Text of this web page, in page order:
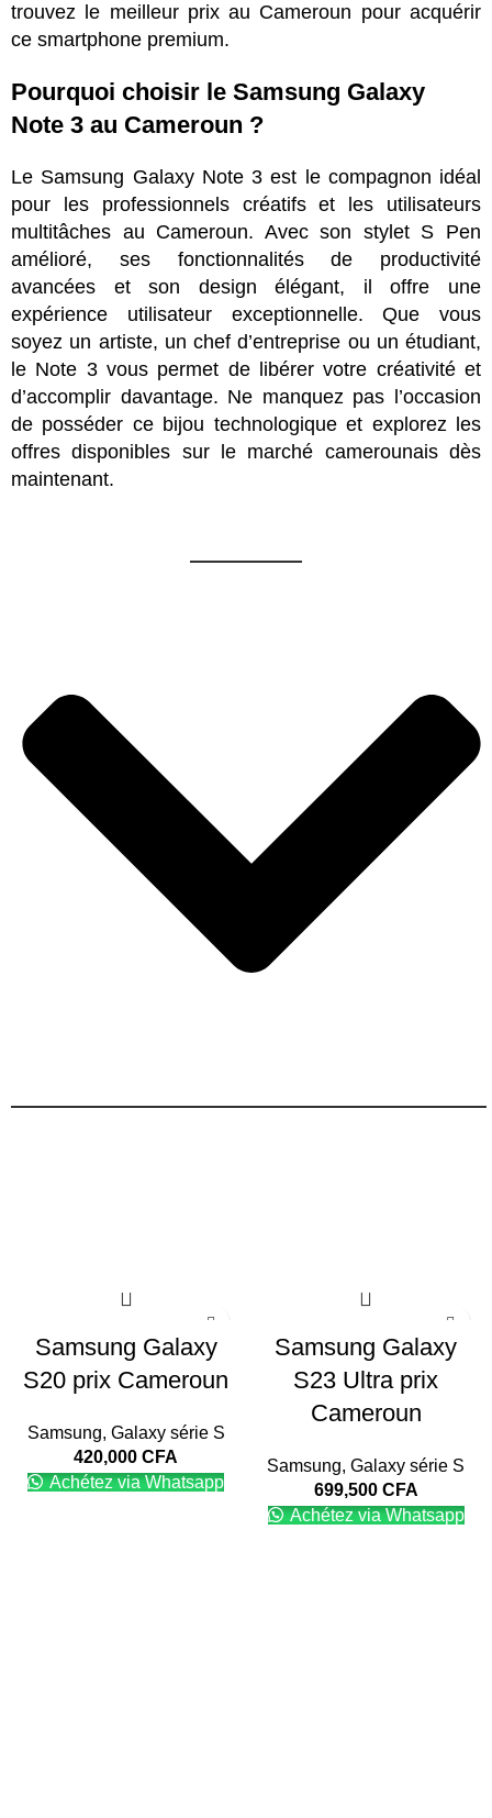
trouvez le meilleur prix au Cameroun pour acquérir
ce smartphone premium.
Pourquoi choisir le Samsung Galaxy
Note 3 au Cameroun ?
Le Samsung Galaxy Note 3 est le compagnon idéal
pour les professionnels créatifs et les utilisateurs
multitâches au Cameroun. Avec son stylet S Pen
amélioré, ses fonctionnalités de productivité
avancées et son design élégant, il offre une
expérience utilisateur exceptionnelle. Que vous
soyez un artiste, un chef d’entreprise ou un étudiant,
le Note 3 vous permet de libérer votre créativité et
d’accomplir davantage. Ne manquez pas l’occasion
de posséder ce bijou technologique et explorez les
offres disponibles sur le marché camerounais dès
maintenant.
Samsung Galaxy
S20 prix Cameroun
Samsung, Galaxy série S
420,000 CFA
Achétez via Whatsapp
Samsung Galaxy
S23 Ultra prix
Cameroun
Samsung,Galaxy série S
699,500 CFA
Achétez via Whatsapp